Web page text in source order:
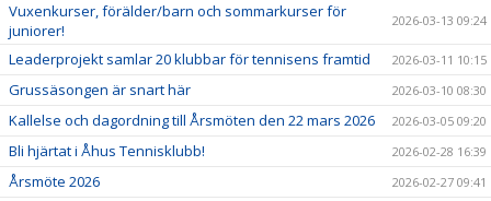
Vuxenkurser, förälder/barn och sommarkurser för
juniorer!
2026-03-13 09:24
Leaderprojekt samlar 20 klubbar för tennisens framtid 2026-03-11 10:15
Grussäsongen är snart här 2026-03-10 08:30
Kallelse och dagordning till Årsmöten den 22 mars 2026 2026-03-05 09:20
Bli hjärtat i Åhus Tennisklubb! 2026-02-28 16:39
Årsmöte 2026 2026-02-27 09:41